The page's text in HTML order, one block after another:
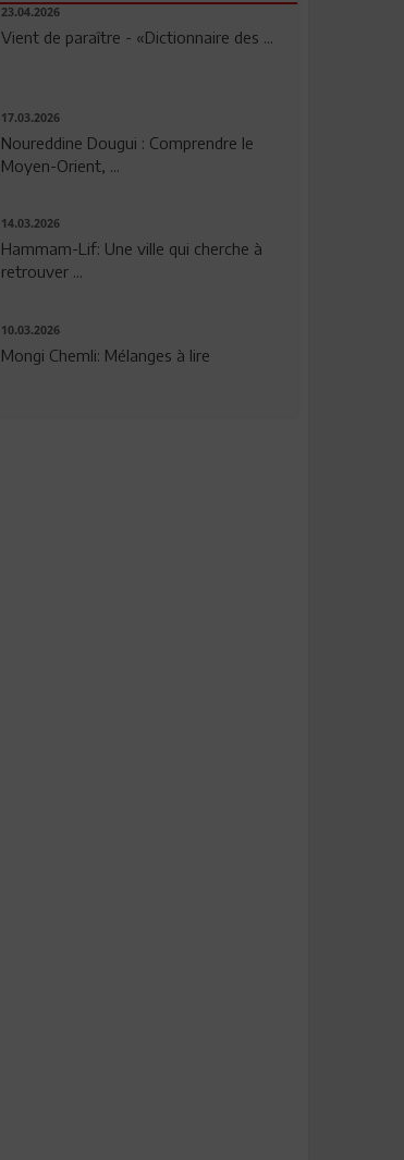
23.04.2026
Vient de paraître - «Dictionnaire des ...
17.03.2026
Noureddine Dougui : Comprendre le
Moyen-Orient, ...
14.03.2026
Hammam-Lif: Une ville qui cherche à
retrouver ...
10.03.2026
Mongi Chemli: Mélanges à lire